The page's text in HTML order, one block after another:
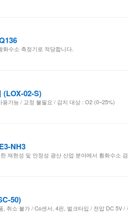
수소 측정기로 적당합니다.
(LOX-02-S)
가능 / 교정 불필요 / 감지 대상 : O2 (0~25%)
NH3
재현성 및 안정성 광산 산업 분야에서 황화수소
50)
, 취소 불가 / Co센서, 4핀, 벌크타입 / 전압 DC 5V /